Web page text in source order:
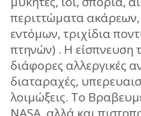
περιττώματα ακάρεων,
εντόμων, τριχίδια
πτηνών) . Η είσπνευση
διάφορες αλλεργικές
διαταραχές,
λοιμώξεις. Το